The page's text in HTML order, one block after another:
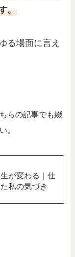
。
る場面に言え
らの記事でも綴
。
が変わる｜仕
私の気づき